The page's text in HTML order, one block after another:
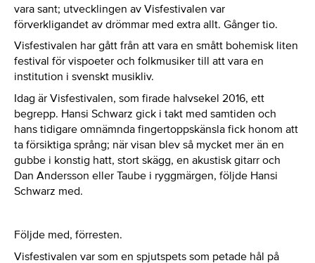
vara sant; utvecklingen av Visfestivalen var
förverkligandet av drömmar med extra allt. Gånger tio.
Visfestivalen har gått från att vara en smått bohemisk liten
festival för vispoeter och folkmusiker till att vara en
institution i svenskt musikliv.
Idag är Visfestivalen, som firade halvsekel 2016, ett
begrepp. Hansi Schwarz gick i takt med samtiden och
hans tidigare omnämnda fingertoppskänsla fick honom att
ta försiktiga språng; när visan blev så mycket mer än en
gubbe i konstig hatt, stort skägg, en akustisk gitarr och
Dan Andersson eller Taube i ryggmärgen, följde Hansi
Schwarz med.
Följde med, förresten.
Visfestivalen var som en spjutspets som petade hål på